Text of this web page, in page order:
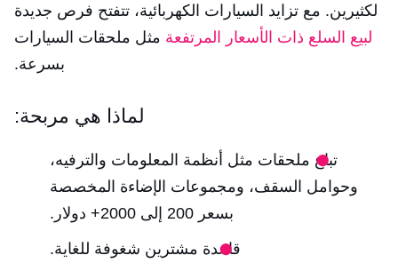
لكثيرين. مع تزايد السيارات الكهربائية، تتفتح فرص جديدة
لبيع السلع ذات الأسعار المرتفعة مثل ملحقات السيارات
بسرعة.
لماذا هي مربحة:
تباع ملحقات مثل أنظمة المعلومات والترفيه،
وحوامل السقف، ومجموعات الإضاءة المخصصة
بسعر 200 إلى 2000+ دولار.
قاعدة مشترين شغوفة للغاية.